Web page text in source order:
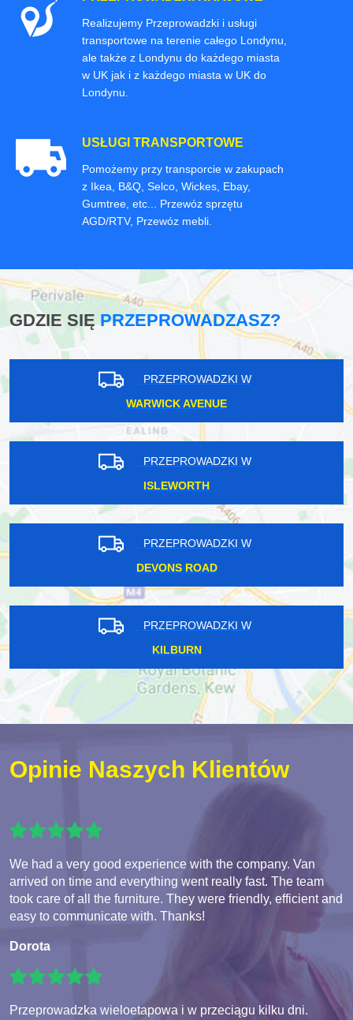
Realizujemy Przeprowadzki i usługi
transportowe na terenie całego Londynu,
ale także z Londynu do każdego miasta
w UK jak i z każdego miasta w UK do
Londynu.
USŁUGI TRANSPORTOWE
Pomożemy przy transporcie w zakupach
z Ikea, B&Q, Selco, Wickes, Ebay,
Gumtree, etc... Przewóz sprzętu
AGD/RTV, Przewóz mebli.
GDZIE SIĘPRZEPROWADZASZ?
PRZEPROWADZKI W
WARWICK AVENUE
PRZEPROWADZKI W
ISLEWORTH
PRZEPROWADZKI W
DEVONS ROAD
PRZEPROWADZKI W
KILBURN
Opinie Naszych Klientów
We had a very good experience with the company. Van
arrived on time and everything went really fast. The team
took care of all the furniture. They were friendly, efficient and
easy to communicate with. Thanks!
Dorota
Przeprowadzka wieloetapowa i w przeciągu kilku dni.